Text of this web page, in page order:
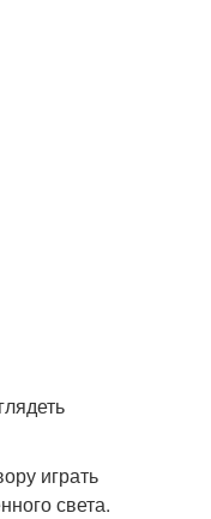
играть
света.